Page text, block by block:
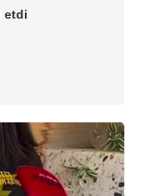
etdi